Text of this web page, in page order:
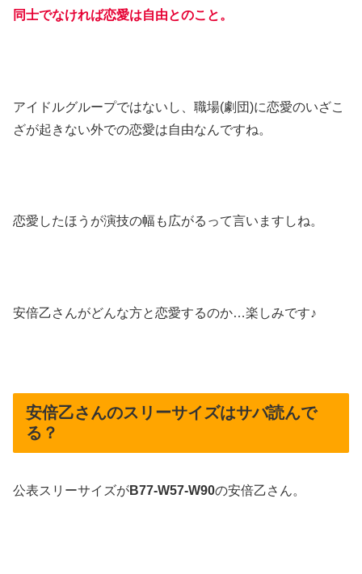
同士でなければ恋愛は自由とのこと。
アイドルグループではないし、職場(劇団)に恋愛のいざこ
ざが起きない外での恋愛は自由なんですね。
恋愛したほうが演技の幅も広がるって言いますしね。
安倍乙さんがどんな方と恋愛するのか…楽しみです♪
安倍乙さんのスリーサイズはサバ読んで
る？
公表スリーサイズがB77-W57-W90の安倍乙さん。